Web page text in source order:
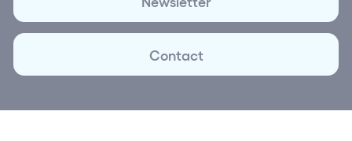
Contact